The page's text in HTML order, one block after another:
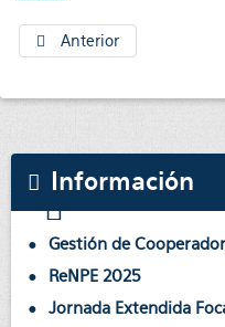
Anterior
Información
Gestión de
ReNPE 2025
Jornada Extendida